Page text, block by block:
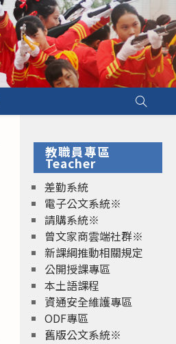
教職員專區
Teacher
差勤系統
電子公文系統※
請購系統※
曾文家商雲端社群※
新課綱推動相關規定
公開授課專區
本土語課程
資通安全維護專區
ODF專區
舊版公文系統※